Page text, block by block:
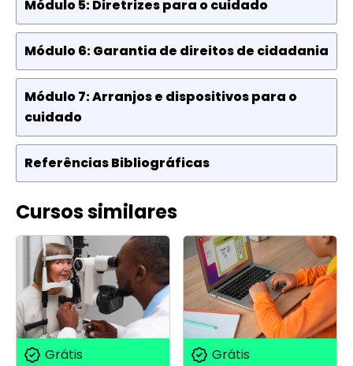
Módulo 5: Diretrizes para o cuidado
Módulo 6: Garantia de direitos de cidadania
Módulo 7: Arranjos e dispositivos para o
cuidado
Referências Bibliográficas
Cursos similares
Grátis Grátis